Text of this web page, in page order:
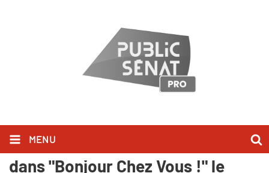
MENU
Nicolas Dupont-Aignan l'a dit
dans "Bonjour Chez Vous !" le